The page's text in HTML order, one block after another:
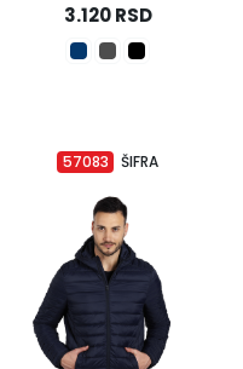
3.120 RSD
ŠIFRA
57083